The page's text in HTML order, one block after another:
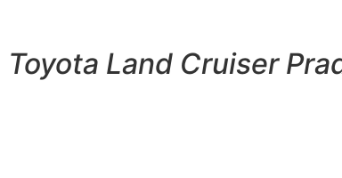
Toyota Land Cruiser